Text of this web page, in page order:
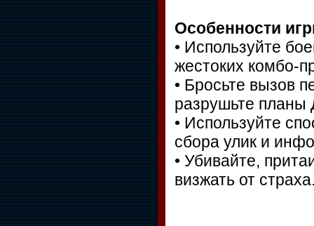
Особенности
• Используйте
жестоких комбо-
• Бросьте вызов
разрушьте планы
• Используйте
сбора улик и
• Убивайте,
визжать от